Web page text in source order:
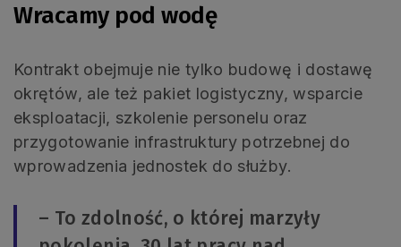
Wracamy pod wodę
Kontrakt obejmuje nie tylko budowę i dostawę
okrętów, ale też pakiet logistyczny, wsparcie
eksploatacji, szkolenie personelu oraz
przygotowanie infrastruktury potrzebnej do
wprowadzenia jednostek do służby.
– To zdolność, o której marzyły